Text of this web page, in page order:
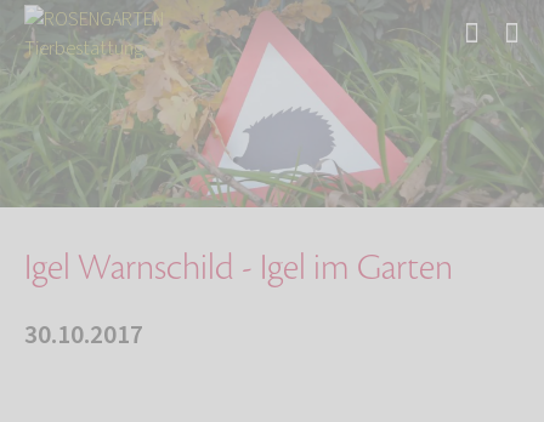
Über uns Aktuelles Igel Warnschild - Igel im Garten
Igel Warnschild - Igel im Garten
30.10.2017